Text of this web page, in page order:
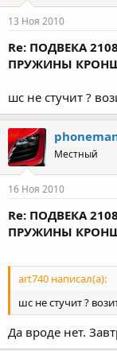
13 Ноя 2010
Re: ПОДВЕКА
ПРУЖИНЫ
шс не стучит ?
Местный
16 Ноя 2010
Re: ПОДВЕКА
ПРУЖИНЫ
art740 написал(а):
шс не стучит ?
Да вроде нет.